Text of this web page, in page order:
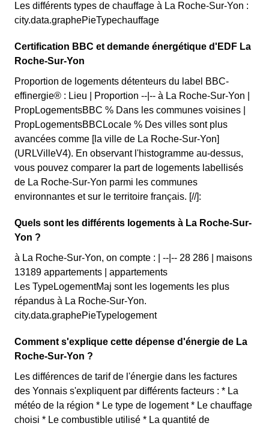
Les différents types de chauffage à La Roche-Sur-Yon :
city.data.graphePieTypechauffage
Certification BBC et demande énergétique d'EDF La
Roche-Sur-Yon
Proportion de logements détenteurs du label BBC-
effinergie® : Lieu | Proportion --|-- à La Roche-Sur-Yon |
PropLogementsBBC % Dans les communes voisines |
PropLogementsBBCLocale % Des villes sont plus
avancées comme [la ville de La Roche-Sur-Yon]
(URLVilleV4). En observant l'histogramme au-dessus,
vous pouvez comparer la part de logements labellisés
de La Roche-Sur-Yon parmi les communes
environnantes et sur le territoire français. [//]:
Quels sont les différents logements à La Roche-Sur-
Yon ?
à La Roche-Sur-Yon, on compte : | --|-- 28 286 | maisons
13189 appartements | appartements
Les TypeLogementMaj sont les logements les plus
répandus à La Roche-Sur-Yon.
city.data.graphePieTypelogement
Comment s'explique cette dépense d'énergie de La
Roche-Sur-Yon ?
Les différences de tarif de l'énergie dans les factures
des Yonnais s'expliquent par différents facteurs : * La
météo de la région * Le type de logement * Le chauffage
choisi * Le combustible utilisé * La quantité de